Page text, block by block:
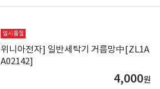
일시품절
위니아전자] 일반세탁기 거름망中[ZL1A
A02142]
4,000원